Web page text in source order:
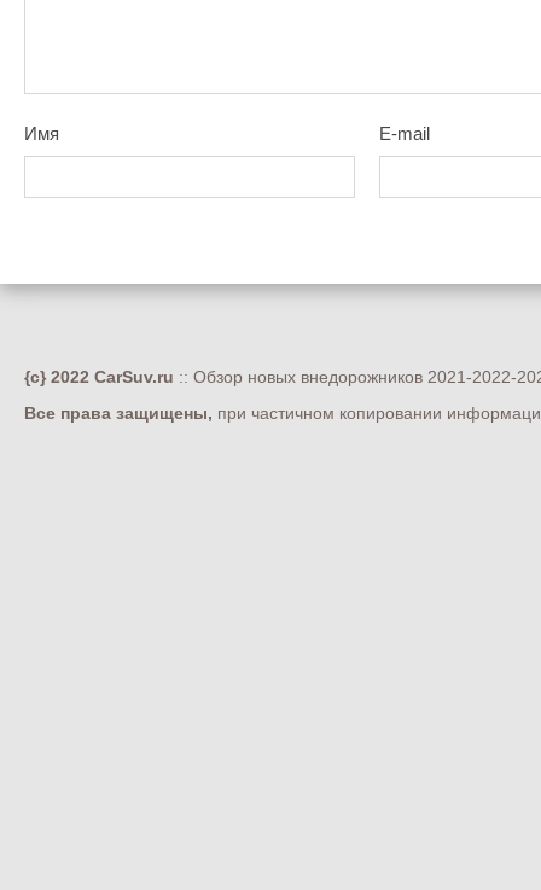
Имя E-mail
{c} 2022 CarSuv.ru :: Обзор новых внедорожников 2021-2022-
Все права защищены, при частичном копировании